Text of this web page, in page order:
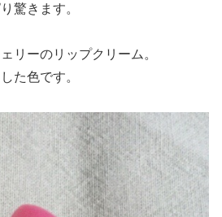
驚きます。
リーのリップクリーム。
た色です。